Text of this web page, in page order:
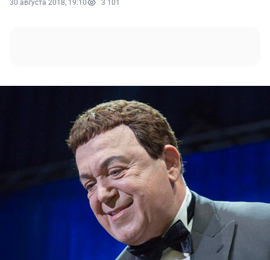
30 августа 2018, 19:10 3 101